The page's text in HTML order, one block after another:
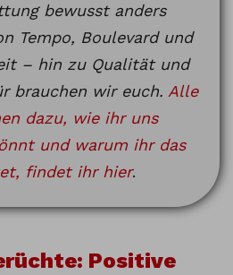
bewusst anders
Tempo, Boulevard und
– hin zu Qualität und
brauchen wir euch. Alle
dazu, wie ihr uns
und warum ihr das
findet ihr hier.
Positive